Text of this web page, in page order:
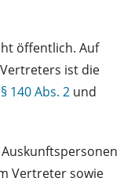
öffentlich. Auf
ist die
§ 140 Abs. 2 und
Vertreter sowie